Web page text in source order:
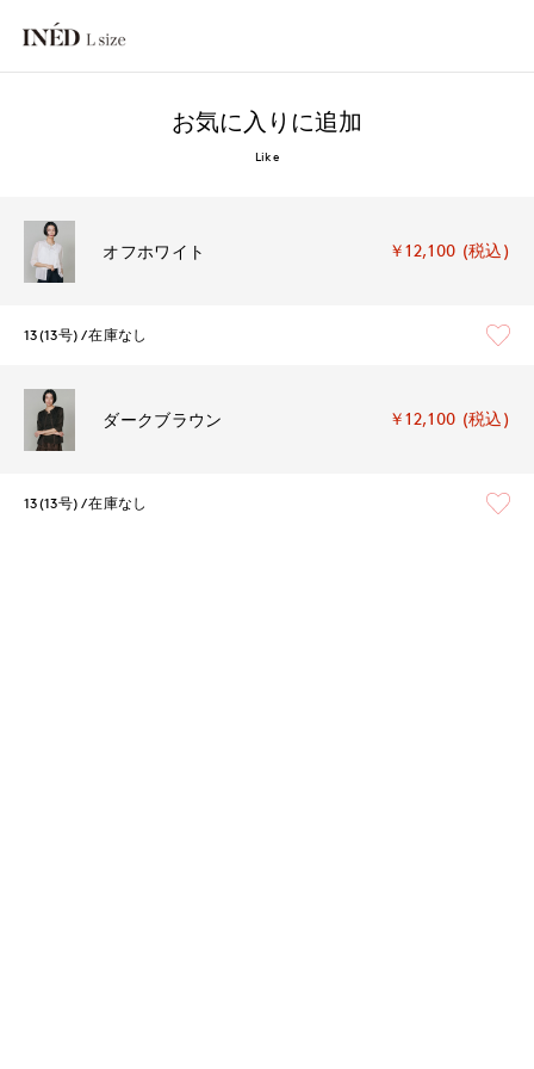
お気に入りに追加
Like
オフホワイト ￥12,100 (税込)
13(13号) 在庫なし
ダークブラウン ￥12,100 (税込)
13(13号) 在庫なし